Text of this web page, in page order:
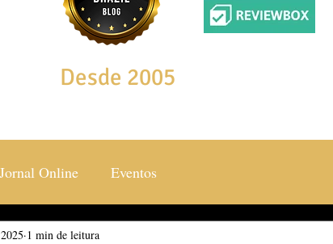
Desde 2005
Jornal Online Eventos
& Estilos Saúde & Bem Estar
1 min de leitura